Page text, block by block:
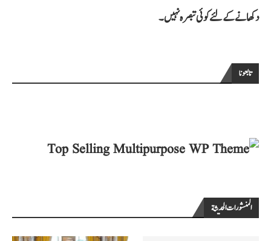
دکھانے کے لئے کوئی تبصرہ نہیں۔
تابعونا
المنشورات الحديثة